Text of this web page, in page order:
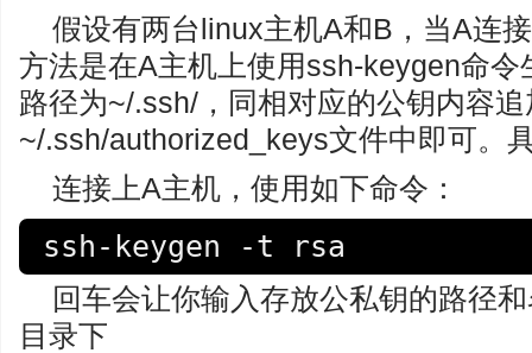
假设有两台linux主机A和B，当A连
方法是在A主机上使用ssh-keygen命
路径为~/.ssh/，同相对应的公钥内容
~/.ssh/authorized_keys文件中即可。
连接上A主机，使用如下命令：
ssh-keygen -t rsa
回车会让你输入存放公私钥的路径
目录下